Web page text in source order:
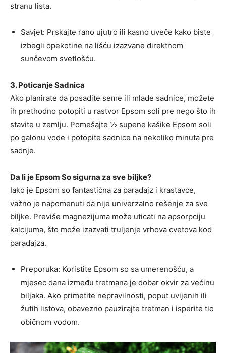
stranu lista.
Savjet: Prskajte rano ujutro ili kasno uveče kako biste
izbegli opekotine na lišću izazvane direktnom
sunčevom svetlošću.
3. Poticanje Sadnica
Ako planirate da posadite seme ili mlade sadnice, možete
ih prethodno potopiti u rastvor Epsom soli pre nego što ih
stavite u zemlju. Pomešajte ½ supene kašike Epsom soli
po galonu vode i potopite sadnice na nekoliko minuta pre
sadnje.
Da li je Epsom So sigurna za sve biljke?
Iako je Epsom so fantastična za paradajz i krastavce,
važno je napomenuti da nije univerzalno rešenje za sve
biljke. Previše magnezijuma može uticati na apsorpciju
kalcijuma, što može izazvati truljenje vrhova cvetova kod
paradajza.
Preporuka: Koristite Epsom so sa umerenošću, a
mjesec dana između tretmana je dobar okvir za većinu
biljaka. Ako primetite nepravilnosti, poput uvijenih ili
žutih listova, obavezno pauzirajte tretman i isperite tlo
običnom vodom.